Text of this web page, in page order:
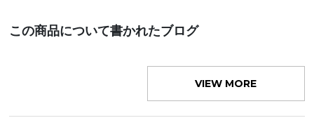
この商品について書かれたブログ
VIEW MORE